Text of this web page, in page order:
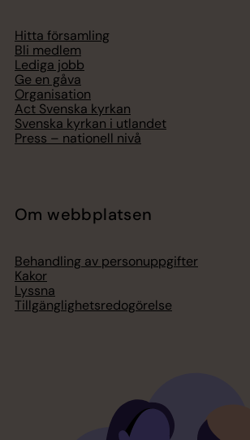
Hitta församling
Bli medlem
Lediga jobb
Ge en gåva
Organisation
Act Svenska kyrkan
Svenska kyrkan i utlandet
Press – nationell nivå
Om webbplatsen
Behandling av personuppgifter
Kakor
Lyssna
Tillgänglighetsredogörelse